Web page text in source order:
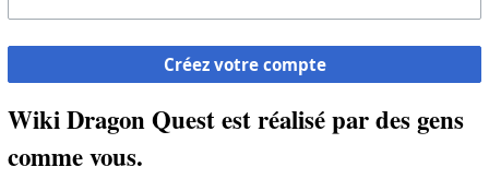
Créez votre compte
Wiki Dragon Quest est réalisé par des gens
comme vous.